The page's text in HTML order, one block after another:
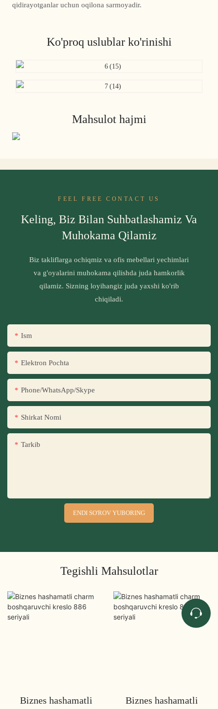
qidirayotganlar uchun oqilona sarmoyadir.
Ko'proq uslublar ko'rinishi
Mahsulot hajmi
FEEL FREE CONTACT US
Keling, Biz Bilan Suhbatlashamiz Va
Muhokama Qilamiz
Biz takliflarga ochiqmiz va ofis mebellari yechimlari
va g'oyalarini muhokama qilishda juda hamkorlik
qilamiz. Sizning loyihangiz juda yaxshi ko'rib
chiqiladi.
Ism
Elektron Pochta
Phone/WhatsApp/Skype
Shirkat Nomi
Tarkib
ENDI SO'ROV YUBORING
Tegishli Mahsulotlar
Biznes hashamatli
Biznes hashamatli